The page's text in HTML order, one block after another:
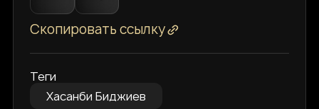
Скопировать ссылку
Теги
Хасанби Биджиев